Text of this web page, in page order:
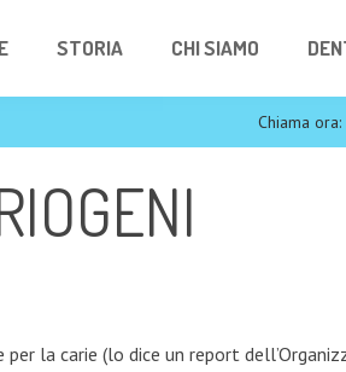
Chiama ora:
STORIA CHI SIAMO
la carie (lo dice un report